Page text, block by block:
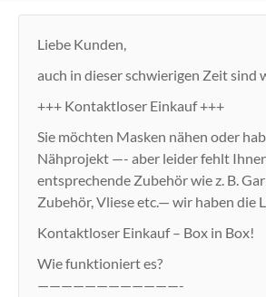
Liebe Kunden,
auch in dieser schwierigen Zeit sind
+++ Kontaktloser Einkauf +++
Sie möchten Masken nähen oder
Nähprojekt —- aber leider fehlt
entsprechende Zubehör wie z. B.
Zubehör, Vliese etc.— wir haben die
Kontaktloser Einkauf – Box in Box!
Wie funktioniert es?
————————————-